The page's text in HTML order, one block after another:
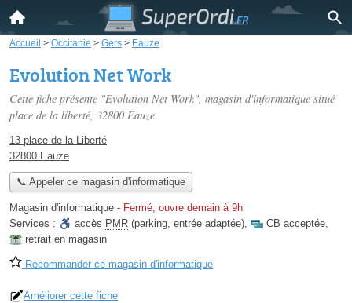
Accueil > Occitanie > Gers > Eauze
Evolution Net Work
Cette fiche présente "Evolution Net Work", magasin d'informatique situé
place de la liberté, 32800 Eauze.
13 place de la Liberté
32800 Eauze
📞 Appeler ce magasin d'informatique
Magasin d'informatique - Fermé, ouvre demain à 9h
Services :
accès PMR (parking, entrée adaptée), CB acceptée,
retrait en magasin
Recommander ce magasin d'informatique
Améliorer cette fiche